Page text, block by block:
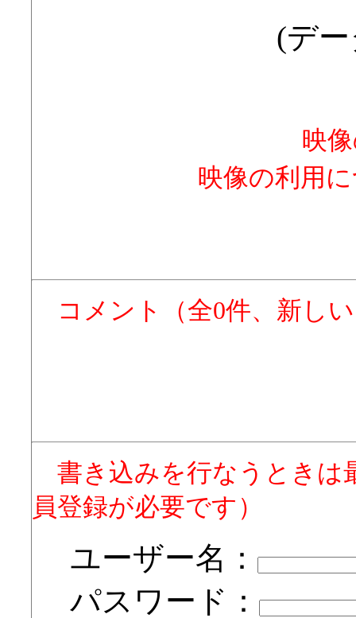
(デー
映
映像の利用
コメント（全0件、新し
書き込みを行なうときは
員登録が必要です）
ユーザー名：
パスワード：